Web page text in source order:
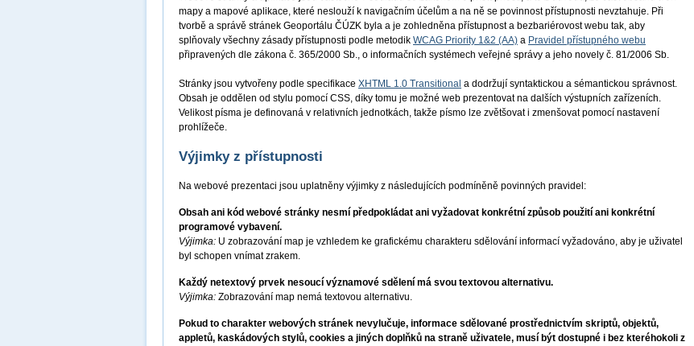
mapy a mapové aplikace, které neslouží k navigačním účelům a na ně se povinnost přístupnosti nevztahuje. Při
tvorbě a správě stránek Geoportálu ČÚZK byla a je zohledněna přístupnost a bezbariérovost webu tak, aby
splňovaly všechny zásady přístupnosti podle metodik WCAG Priority 1&2 (AA) a Pravidel přístupného webu
připravených dle zákona č. 365/2000 Sb., o informačních systémech veřejné správy a jeho novely č. 81/2006 Sb.
Stránky jsou vytvořeny podle specifikace XHTML 1.0 Transitional a dodržují syntaktickou a sémantickou správnost.
Obsah je oddělen od stylu pomocí CSS, díky tomu je možné web prezentovat na dalších výstupních zařízeních.
Velikost písma je definovaná v relativních jednotkách, takže písmo lze zvětšovat i zmenšovat pomocí nastavení
prohlížeče.
Výjimky z přístupnosti
Na webové prezentaci jsou uplatněny výjimky z následujících podmíněně povinných pravidel:
Obsah ani kód webové stránky nesmí předpokládat ani vyžadovat konkrétní způsob použití ani konkrétní
programové vybavení.
Výjimka: U zobrazování map je vzhledem ke grafickému charakteru sdělování informací vyžadováno, aby je uživatel
byl schopen vnímat zrakem.
Každý netextový prvek nesoucí významové sdělení má svou textovou alternativu.
Výjimka: Zobrazování map nemá textovou alternativu.
Pokud to charakter webových stránek nevylučuje, informace sdělované prostřednictvím skriptů, objektů,
appletů, kaskádových stylů, cookies a jiných doplňků na straně uživatele, musí být dostupné i bez kteréhokoli z